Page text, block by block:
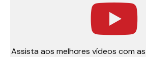
Assista aos melhores vídeos com